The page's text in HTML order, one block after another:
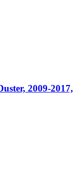
2009-2017,